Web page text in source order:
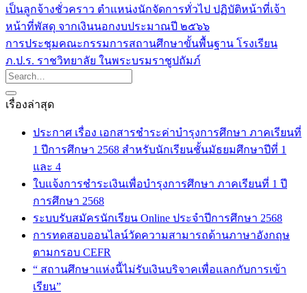
เป็นลูกจ้างชั่วคราว ตำแหน่งนักจัดการทั่วไป ปฏิบัติหน้าที่เจ้า
หน้าที่พัสดุ จากเงินนอกงบประมาณปี ๒๕๖๖
การประชุมคณะกรรมการสถานศึกษาขั้นพื้นฐาน โรงเรียน
ภ.ป.ร. ราชวิทยาลัย ในพระบรมราชูปถัมภ์
เรื่องล่าสุด
ประกาศ เรื่อง เอกสารชำระค่าบำรุงการศึกษา ภาคเรียนที่
1 ปีการศึกษา 2568 สำหรับนักเรียนชั้นมัธยมศึกษาปีที่ 1
และ 4
ใบแจ้งการชำระเงินเพื่อบำรุงการศึกษา ภาคเรียนที่ 1 ปี
การศึกษา 2568
ระบบรับสมัครนักเรียน Online ประจำปีการศึกษา 2568
การทดสอบออนไลน์วัดความสามารถด้านภาษาอังกฤษ
ตามกรอบ CEFR
“ สถานศึกษาแห่งนี้ไม่รับเงินบริจาคเพื่อแลกกับการเข้า
เรียน”